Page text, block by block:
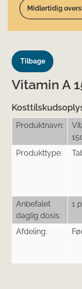
Midlertidig
Tilbage
Vitamin A
Produktnavn:
Produkttype:
Anbefalet
daglig dosis:
1
Afdeling: